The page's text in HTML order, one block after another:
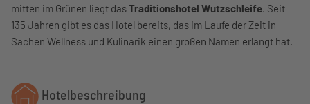
mitten im Grünen liegt dasTraditionshotel Wutzschleife. Seit
135 Jahren gibt es das Hotel bereits, das im Laufe der Zeit in
Sachen Wellness und Kulinarik einen großen Namen erlangt hat.
Hotelbeschreibung